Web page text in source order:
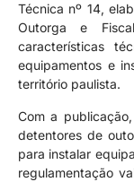
Técnica nº 14,
Outorga e
características
equipamentos e
território paulista.
Com a
detentores de
para instalar
regulamentação